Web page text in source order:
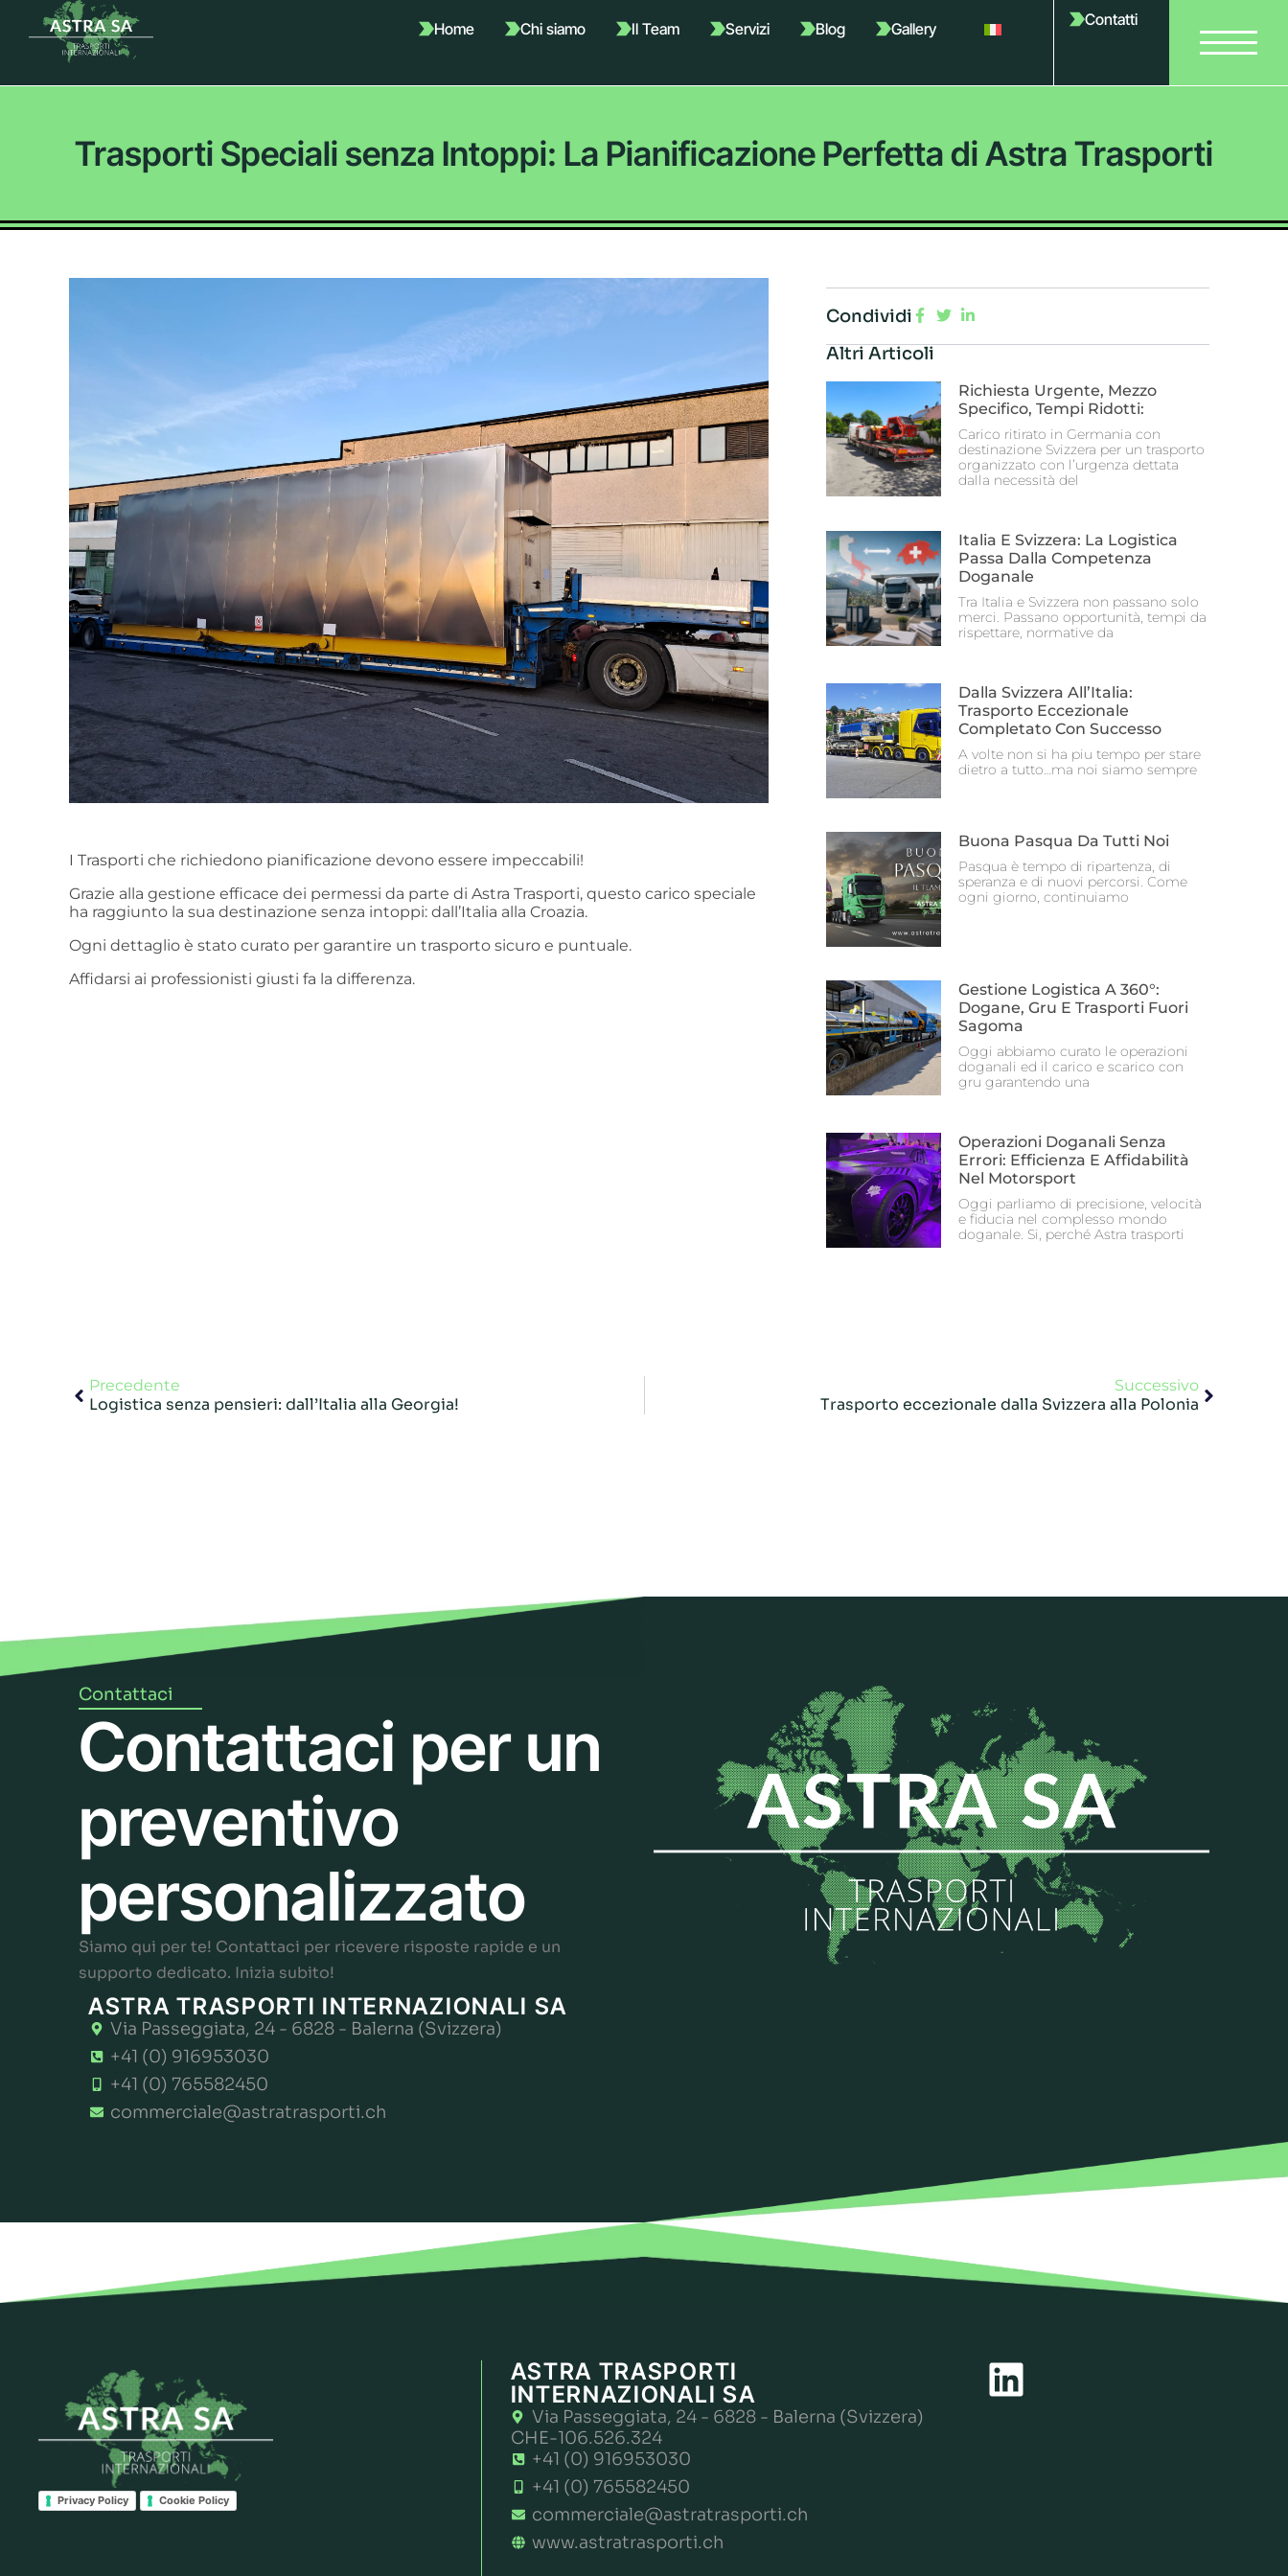
Home Chi siamo Il Team Servizi Blog Gallery Contatti
Trasporti Speciali senza Intoppi: La Pianificazione Perfetta di Astra Trasporti
I Trasporti che richiedono pianificazione devono essere impeccabili!
Grazie alla gestione efficace dei permessi da parte di Astra Trasporti, questo carico speciale
ha raggiunto la sua destinazione senza intoppi: dall’Italia alla Croazia.
Ogni dettaglio è stato curato per garantire un trasporto sicuro e puntuale.
Affidarsi ai professionisti giusti fa la differenza.
Condividi
Altri Articoli
Richiesta Urgente, Mezzo
Specifico, Tempi Ridotti:
Carico ritirato in Germania con
destinazione Svizzera per un trasporto
organizzato con l’urgenza dettata
dalla necessità del
Italia E Svizzera: La Logistica
Passa Dalla Competenza
Doganale
Tra Italia e Svizzera non passano solo
merci. Passano opportunità, tempi da
rispettare, normative da
Dalla Svizzera All’Italia:
Trasporto Eccezionale
Completato Con Successo
A volte non si ha piu tempo per stare
dietro a tutto…ma noi siamo sempre
Buona Pasqua Da Tutti Noi
Pasqua è tempo di ripartenza, di
speranza e di nuovi percorsi. Come
ogni giorno, continuiamo
Gestione Logistica A 360°:
Dogane, Gru E Trasporti Fuori
Sagoma
Oggi abbiamo curato le operazioni
doganali ed il carico e scarico con
gru garantendo una
Operazioni Doganali Senza
Errori: Efficienza E Affidabilità
Nel Motorsport
Oggi parliamo di precisione, velocità
e fiducia nel complesso mondo
doganale. Si, perché Astra trasporti
Precedente
Logistica senza pensieri: dall’Italia alla Georgia!
Successivo
Trasporto eccezionale dalla Svizzera alla Polonia
Contattaci
Contattaci per un
preventivo
personalizzato
Siamo qui per te! Contattaci per ricevere risposte rapide e un
supporto dedicato. Inizia subito!
ASTRA TRASPORTI INTERNAZIONALI SA
Via Passeggiata, 24 - 6828 - Balerna (Svizzera)
+41 (0) 916953030
+41 (0) 765582450
commerciale@astratrasporti.ch
Privacy Policy Cookie Policy
ASTRA TRASPORTI
INTERNAZIONALI SA
Via Passeggiata, 24 - 6828 - Balerna (Svizzera)
CHE-106.526.324
+41 (0) 916953030
+41 (0) 765582450
commerciale@astratrasporti.ch
www.astratrasporti.ch